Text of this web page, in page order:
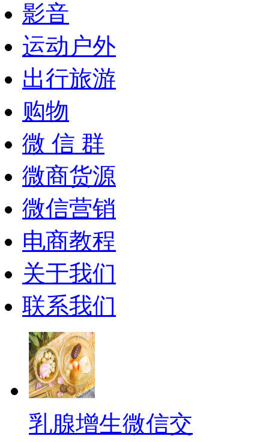
影音
运动户外
出行旅游
购物
微 信 群
微商货源
微信营销
电商教程
关于我们
联系我们
乳腺增生微信交